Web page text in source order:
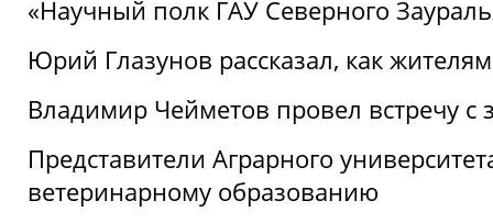
«Научный полк ГАУ Северного
Юрий Глазунов рассказал, как
Владимир Чейметов провел встречу
Представители Аграрного
ветеринарному образованию